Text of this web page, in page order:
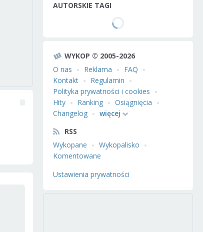
AUTORSKIE TAGI
WYKOP © 2005-2026
O nas
Reklama
FAQ
Kontakt
Regulamin
Polityka prywatności i cookies
Hity
Ranking
Osiągnięcia
Changelog
więcej
RSS
Wykopane
Wykopalisko
Komentowane
Ustawienia prywatności